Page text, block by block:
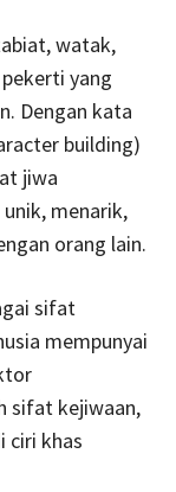
watak,
yang
Dengan kata
building)
jiwa
menarik,
orang lain.
sifat
mempunyai
sifat kejiwaan,
ciri khas